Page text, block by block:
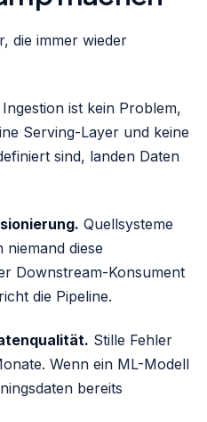
die immer wieder
Ingestion ist kein Problem,
Serving-Layer und keine
sind, landen Daten
Quellsysteme
diese
Downstream-Konsument
die Pipeline.
Stille Fehler
Wenn ein ML-Modell
bereits